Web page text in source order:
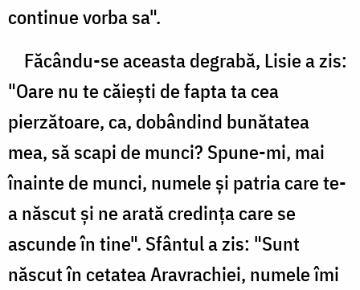
continue vorba sa".
Făcându-se aceasta degrabă, Lisie a zis:
"Oare nu te căieşti de fapta ta cea
pierzătoare, ca, dobândind bunătatea
mea, să scapi de munci? Spune-mi, mai
înainte de munci, numele şi patria care te-
a născut şi ne arată credinţa care se
ascunde în tine". Sfântul a zis: "Sunt
născut în cetatea Aravrachiei, numele îmi